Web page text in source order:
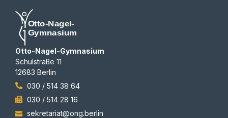
Otto-Nagel-Gymnasium
Schulstraße 11
12683 Berlin
030 / 514 38 64
030 / 514 28 16
sekretariat@ong.berlin